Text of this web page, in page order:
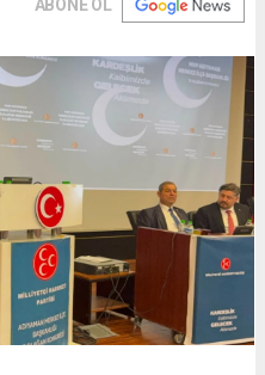
ABONE OL